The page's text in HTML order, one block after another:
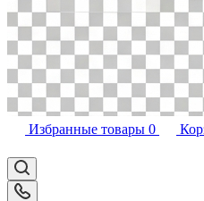
Избранные товары 0